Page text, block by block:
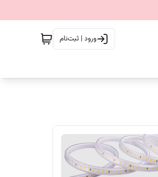
ورود | ثبت‌نام